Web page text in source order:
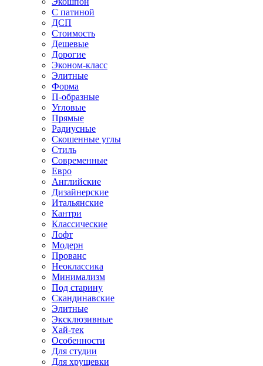
С патиной
ДСП
Стоимость
Дешевые
Дорогие
Эконом-класс
Элитные
Форма
П-образные
Угловые
Прямые
Радиусные
Скошенные углы
Стиль
Современные
Евро
Английские
Дизайнерские
Итальянские
Кантри
Классические
Лофт
Модерн
Прованс
Неоклассика
Минимализм
Под старину
Скандинавские
Элитные
Эксклюзивные
Хай-тек
Особенности
Для студии
Для хрущевки